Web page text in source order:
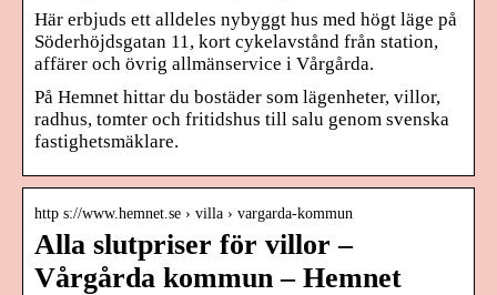
Här erbjuds ett alldeles nybyggt hus med högt läge på
Söderhöjdsgatan 11, kort cykelavstånd från station,
affärer och övrig allmänservice i Vårgårda.
På Hemnet hittar du bostäder som lägenheter, villor,
radhus, tomter och fritidshus till salu genom svenska
fastighetsmäklare.
http s://www.hemnet.se › villa › vargarda-kommun
Alla slutpriser för villor –
Vårgårda kommun – Hemnet